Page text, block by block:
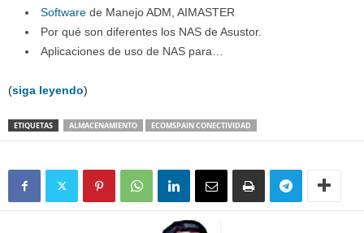
Software de Manejo ADM, AIMASTER
Por qué son diferentes los NAS de Asustor.
Aplicaciones de uso de NAS para…
(siga leyendo)
ETIQUETAS ALMACENAMIENTO ECOMSPAIN CONECTIVIDAD